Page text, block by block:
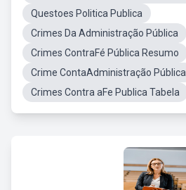
Questoes Politica Publica
Crimes Da Administração Pública
Crimes ContraFé Pública Resumo
Crime ContaAdministração Pública
Crimes Contra aFe Publica Tabela